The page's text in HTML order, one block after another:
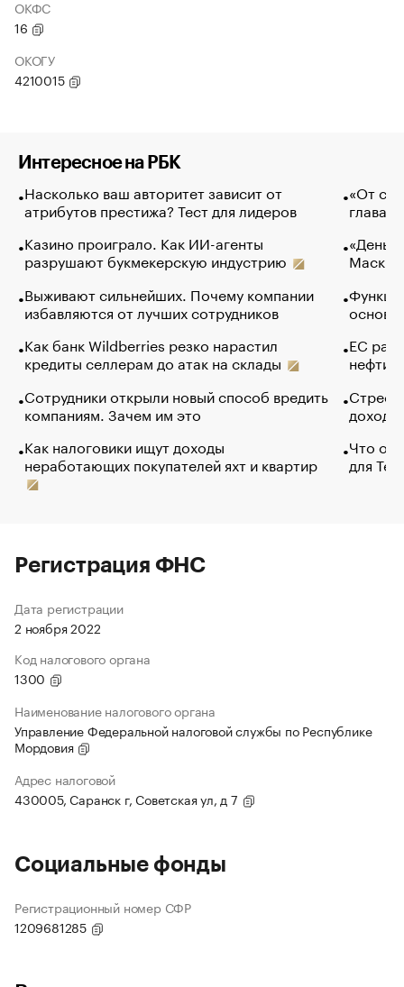
ОКФС
16
ОКОГУ
4210015
Интересное на РБК
Насколько ваш авторитет зависит от
атрибутов престижа? Тест для лидеров
Казино проиграло. Как ИИ-агенты
разрушают букмекерскую индустрию
Выживают сильнейших. Почему компании
избавляются от лучших сотрудников
Как банк Wildberries резко нарастил
кредиты селлерам до атак на склады
Сотрудники открыли новый способ вредить
компаниям. Зачем им это
Как налоговики ищут доходы
неработающих покупателей яхт и квартир
«От
глава
Маск в
основ
ЕС
нефти
Что
для
Регистрация ФНС
Дата регистрации
2 ноября 2022
Код налогового органа
1300
Наименование налогового органа
Управление Федеральной налоговой службы по Республике
Мордовия
Адрес налоговой
430005, Саранск г, Советская ул, д 7
Социальные фонды
Регистрационный номер СФР
1209681285